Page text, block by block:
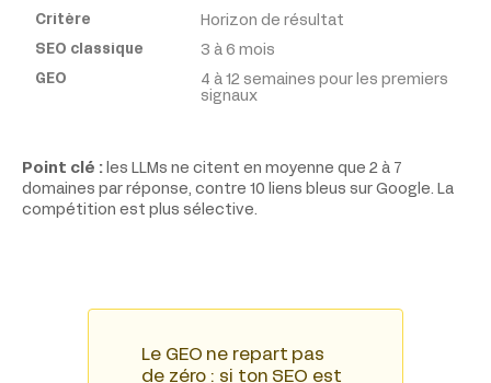
Horizon de résultat
3 à 6 mois
4 à 12 semaines pour les premiers
signaux
Point clé : les LLMs ne citent en moyenne que 2 à 7
domaines par réponse, contre 10 liens bleus sur Google. La
compétition est plus sélective.
Le GEO ne repart pas
de zéro : si ton SEO est